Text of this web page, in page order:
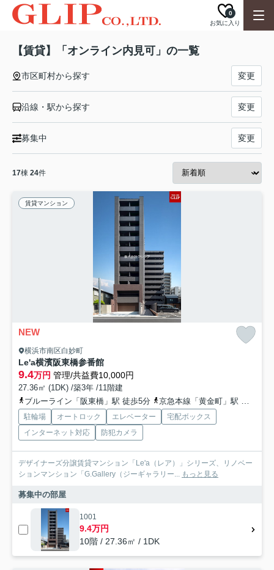
お気に入り
0
【賃貸】「オンライン内見可」の一覧
市区町村から探す 変更
沿線・駅から探す 変更
募集中 変更
17棟 24件
賃貸マンション
NEW
横浜市南区白妙町
Le'a横濱阪東橋参番館
9.4万円 管理/共益費10,000円
27.36㎡ (1DK) /築3年 /11階建
ブルーライン「阪東橋」駅 徒歩5分
京急本線「黄金町」駅 徒歩10分
駐輪場 オートロック エレベーター
宅配ボックス
インターネット対応
防犯カメラ
デザイナーズ分譲賃貸マンション「Le'a（レア）」シリーズ、リノベー
ションマンション「G.Gallery（ジーギャラリー... もっと見る
募集中の部屋
1001
9.4万円
10階 / 27.36㎡ / 1DK